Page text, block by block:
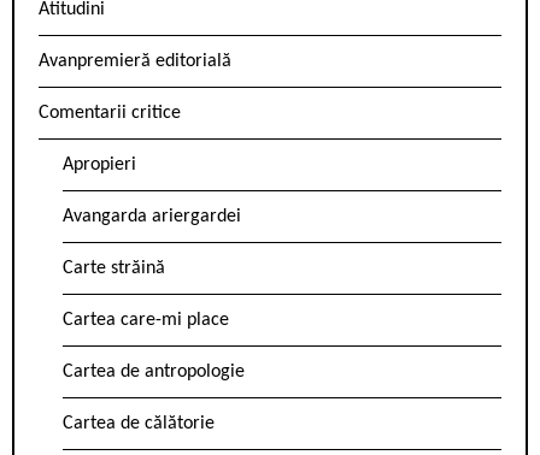
Atitudini
Avanpremieră editorială
Comentarii critice
Apropieri
Avangarda ariergardei
Carte străină
Cartea care-mi place
Cartea de antropologie
Cartea de călătorie